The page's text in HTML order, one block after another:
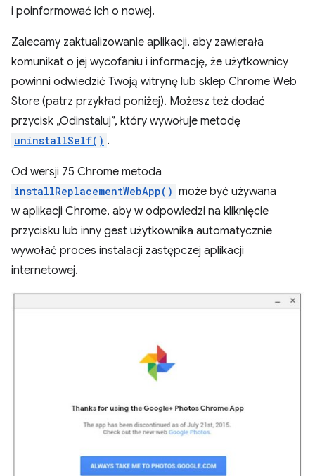
i poinformować ich o nowej.
Zalecamy zaktualizowanie aplikacji, aby zawierała
komunikat o jej wycofaniu i informację, że użytkownicy
powinni odwiedzić Twoją witrynę lub sklep Chrome Web
Store (patrz przykład poniżej). Możesz też dodać
przycisk „Odinstaluj”, który wywołuje metodę
uninstallSelf() .
Od wersji 75 Chrome metoda
installReplacementWebApp() może być używana
w aplikacji Chrome, aby w odpowiedzi na kliknięcie
przycisku lub inny gest użytkownika automatycznie
wywołać proces instalacji zastępczej aplikacji
internetowej.